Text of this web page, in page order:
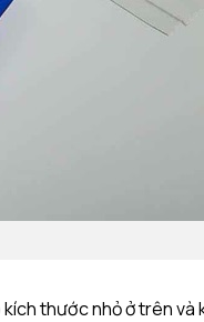
thước nhỏ ở trên và